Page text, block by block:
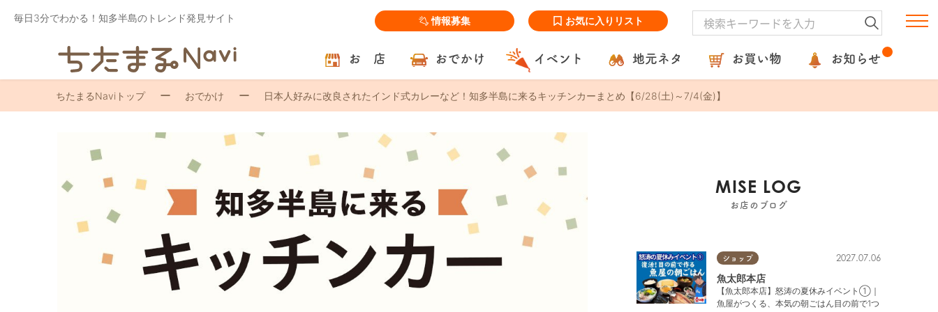
毎日3分でわかる！知多半島のトレンド発見サイト 情報募集 お気に入りリスト
お 店 おでかけ イベント 地元ネタ お買い物 お知らせ
ちたまるNaviトップ おでかけ 日本人好みに改良されたインド式カレーなど！知多半島に来るキッチンカーまとめ【6/28(土)～7/4(金)】
MISE LOG
お店のブログ
ショップ 2027.07.06
魚太郎本店
【魚太郎本店】怒涛の夏休みイベント①｜
魚屋がつくる、本気の朝ごはん目の前で1つ